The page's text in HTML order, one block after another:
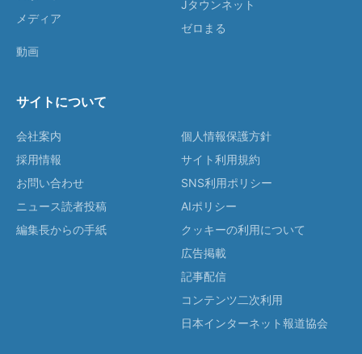
メディア
動画
Jタウンネット
ゼロまる
サイトについて
会社案内
採用情報
お問い合わせ
ニュース読者投稿
編集長からの手紙
個人情報保護方針
サイト利用規約
SNS利用ポリシー
AIポリシー
クッキーの利用について
広告掲載
記事配信
コンテンツ二次利用
日本インターネット報道協会